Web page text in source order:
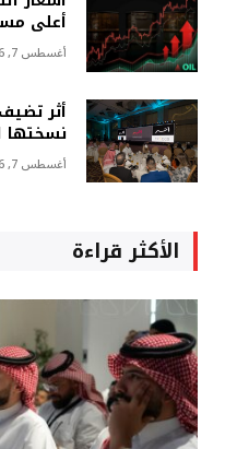
أعلى
أغسطس 7, 2026
أثر
نسختها
أغسطس 7, 2026
الأكثر قراءة